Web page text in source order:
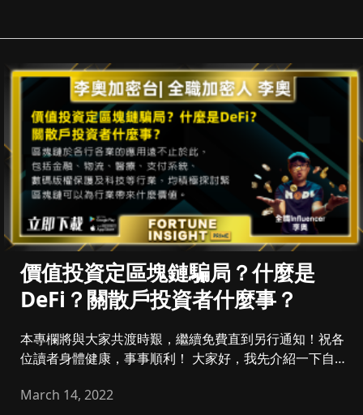
價值投資定區塊鏈騙局？什麼是
DeFi？關散戶投資者什麼事？
本專欄將與大家共渡時艱，繼續免費直到另行通知！祝各
位讀者身體健康，事事順利！ 大家好，我先介紹一下自
March 14, 2022